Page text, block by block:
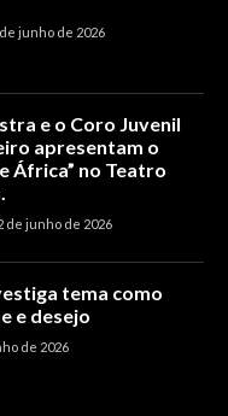
junho de 2026
e o Coro Juvenil
apresentam o
África” no Teatro
de junho de 2026
tema como
e desejo
de 2026